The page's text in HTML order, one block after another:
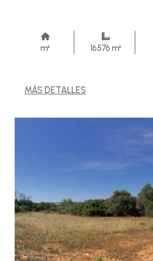
m² 16.576 m²
MÁS DETALLES